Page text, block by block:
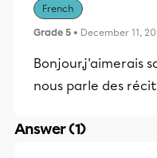
French
Grade 5 • December 11,
Bonjour,j'aimerais
nous parle des
Answer (1)